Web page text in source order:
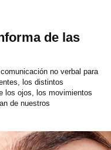
de las
no verbal para
los distintos
los ojos, los movimientos
de nuestros